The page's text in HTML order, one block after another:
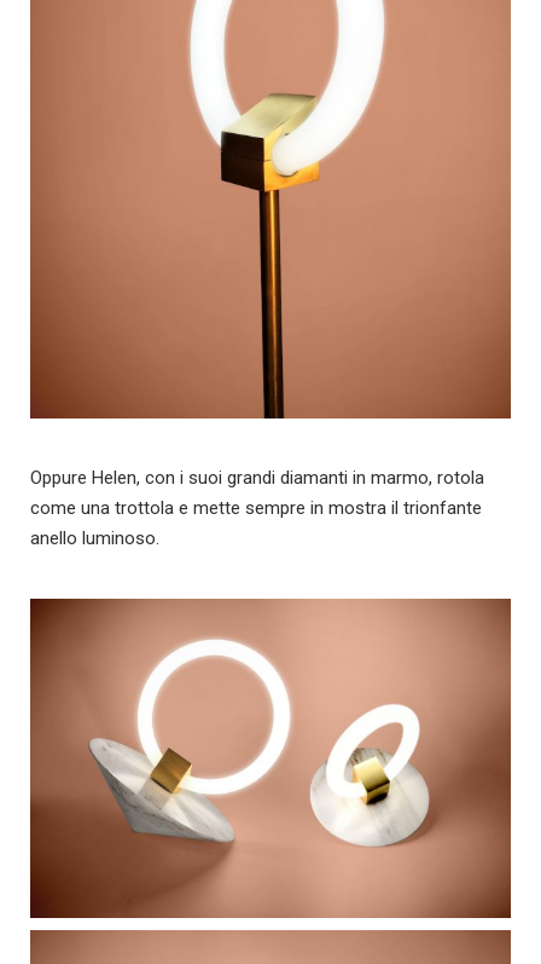
Oppure Helen, con i suoi grandi diamanti in marmo, rotola
come una trottola e mette sempre in mostra il trionfante
anello luminoso.